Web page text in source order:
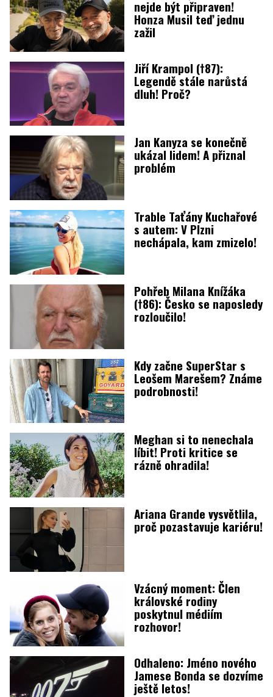
nejde být připraven!
Honza Musil teď jednu
zažil
Jiří Krampol (†87):
Legendě stále narůstá
dluh! Proč?
Jan Kanyza se konečně
ukázal lidem! A přiznal
problém
Trable Taťány Kuchařové
s autem: V Plzni
nechápala, kam zmizelo!
Pohřeb Milana Knížáka
(†86): Česko se naposledy
rozloučilo!
Kdy začne SuperStar s
Leošem Marešem? Známe
podrobnosti!
Meghan si to nenechala
líbit! Proti kritice se
rázně ohradila!
Ariana Grande vysvětlila,
proč pozastavuje kariéru!
Vzácný moment: Člen
královské rodiny
poskytnul médiím
rozhovor!
Odhaleno: Jméno nového
Jamese Bonda se dozvíme
ještě letos!